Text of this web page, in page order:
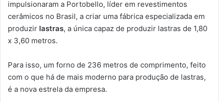
impulsionaram a Portobello, líder em revestimentos
cerâmicos no Brasil, a criar uma fábrica especializada em
produzir lastras, a única capaz de produzir lastras de 1,80
x 3,60 metros.
Para isso, um forno de 236 metros de comprimento, feito
com o que há de mais moderno para produção de lastras,
é a nova estrela da empresa.